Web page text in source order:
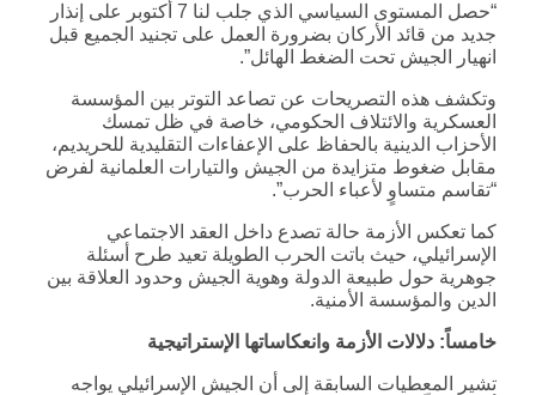
“حصل المستوى السياسي الذي جلب لنا 7 أكتوبر على إنذار
جديد من قائد الأركان بضرورة العمل على تجنيد الجميع قبل
انهيار الجيش تحت الضغط الهائل”.
وتكشف هذه التصريحات عن تصاعد التوتر بين المؤسسة
العسكرية والائتلاف الحكومي، خاصة في ظل تمسك
الأحزاب الدينية بالحفاظ على الإعفاءات التقليدية للحريديم،
مقابل ضغوط متزايدة من الجيش والتيارات العلمانية لفرض
“تقاسم متساوٍ لأعباء الحرب”.
كما تعكس الأزمة حالة تصدع داخل العقد الاجتماعي
الإسرائيلي، حيث باتت الحرب الطويلة تعيد طرح أسئلة
جوهرية حول طبيعة الدولة وهوية الجيش وحدود العلاقة بين
الدين والمؤسسة الأمنية.
خامساً: دلالات الأزمة وانعكاساتها الإستراتيجية
تشير المعطيات السابقة إلى أن الجيش الإسرائيلي يواجه